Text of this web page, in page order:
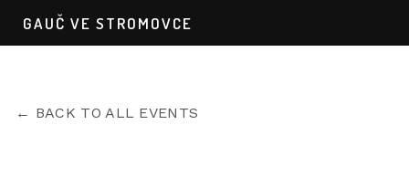
GAUČ VE STROMOVCE
BACK TO ALL EVENTS